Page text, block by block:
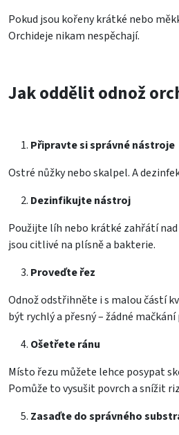
Pokud jsou kořeny krátké nebo
Orchideje nikam nespěchají.
Jak oddělit odnož
Připravte si správné nástroje
Ostré nůžky nebo skalpel. A
Dezinfikujte nástroj
Použijte líh nebo krátké zahřátí
jsou citlivé na plísně a bakterie.
Proveďte řez
Odnož odstřihněte i s malou částí
být rychlý a přesný – žádné
Ošetřete ránu
Místo řezu můžete lehce posypat
Pomůže to vysušit povrch a snížit
Zasaďte do správného